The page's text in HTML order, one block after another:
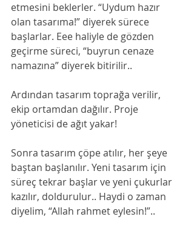
etmesini beklerler. “Uydum hazır
olan tasarıma!” diyerek sürece
başlarlar. Eee haliyle de gözden
geçirme süreci, “buyrun cenaze
namazına” diyerek bitirilir..
Ardından tasarım toprağa verilir,
ekip ortamdan dağılır. Proje
yöneticisi de ağıt yakar!
Sonra tasarım çöpe atılır, her şeye
baştan başlanılır. Yeni tasarım için
süreç tekrar başlar ve yeni çukurlar
kazılır, doldurulur.. Haydi o zaman
diyelim, “Allah rahmet eylesin!”..